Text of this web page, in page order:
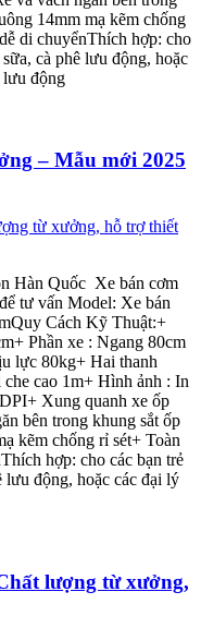
14mm mạ kẽm chống
di chuyểnThích hợp: cho
cà phê lưu động, hoặc
lưu động
– Mẫu mới 2025
Hàn Quốc Xe bán cơm
tư vấn Model: Xe bán
Cách Kỹ Thuật:+
Phần xe : Ngang 80cm
lực 80kg+ Hai thanh
cao 1m+ Hình ảnh : In
Xung quanh xe ốp
bên trong khung sắt ốp
kẽm chống rỉ sét+ Toàn
hợp: cho các bạn trẻ
lưu động, hoặc các đại lý
lượng từ xưởng,